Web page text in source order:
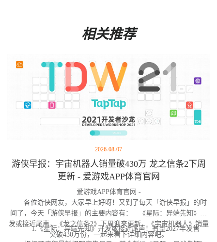
相关推荐
2026-08-07
游侠早报：宇宙机器人销量破430万 龙之信条2下周
更新 - 爱游戏APP体育官网
爱游戏APP体育官网 -
各位游侠网友，大家早上好呀！又到了每天「游侠早报」的时
间了，今天「游侠早报」的主要内容有： 《星际：异端先知》开
发或接近尾声，《龙之信条2》下周迎来更新，《宇宙机器人》销量
突破430万份，一起来看下详细内容吧。
1.《星际：异端先知》开发或接近尾声！有望2027年发售